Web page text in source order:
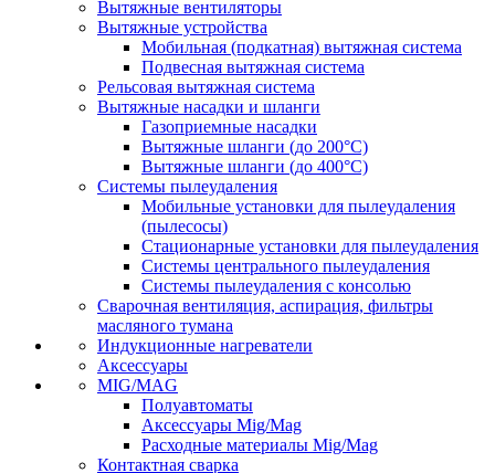
Вытяжные вентиляторы
Вытяжные устройства
Мобильная (подкатная) вытяжная система
Подвесная вытяжная система
Рельсовая вытяжная система
Вытяжные насадки и шланги
Газоприемные насадки
Вытяжные шланги (до 200°C)
Вытяжные шланги (до 400°C)
Системы пылеудаления
Мобильные установки для пылеудаления
(пылесосы)
Стационарные установки для пылеудаления
Системы центрального пылеудаления
Системы пылеудаления с консолью
Сварочная вентиляция, аспирация, фильтры
масляного тумана
Индукционные нагреватели
Аксессуары
MIG/MAG
Полуавтоматы
Аксессуары Mig/Mag
Расходные материалы Mig/Mag
Контактная сварка